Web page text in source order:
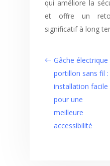
qui améliore la
et offre un
significatif à long
Gâche électrique
portillon sans fil :
installation facile
pour une
meilleure
accessibilité